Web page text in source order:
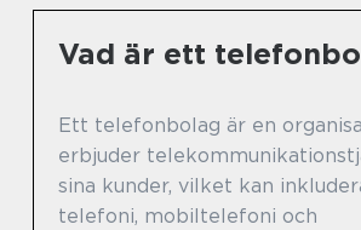
Vad är ett
Ett telefonbolag är en
erbjuder
sina kunder, vilket kan
telefoni, mobiltelefoni och